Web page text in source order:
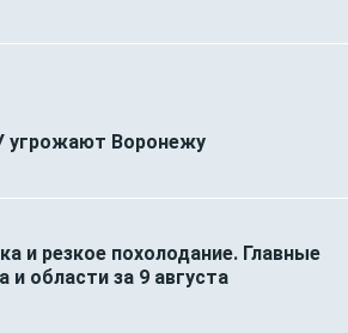
угрожают Воронежу
и резкое похолодание. Главные
и области за 9 августа